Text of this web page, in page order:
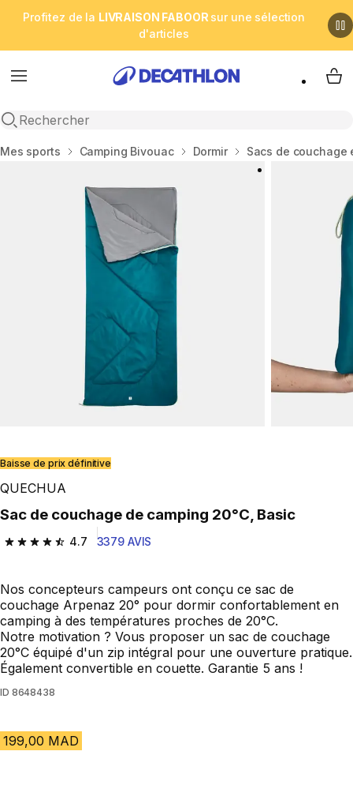
Profitez de la LIVRAISON FABOOR sur une sélection
d'articles
Menu
Open search
My
Accueil
Mes sports Camping Bivouac Dormir Sacs de couchage
Play Video
Baisse de prix définitive
QUECHUA
Sac de couchage de camping 20°C, Basic
4.7
4.7 out of 5 stars from 3379 reviews
3379 AVIS
Nos concepteurs campeurs ont conçu ce sac de
couchage Arpenaz 20° pour dormir confortablement en
camping à des températures proches de 20°C.
Notre motivation ? Vous proposer un sac de couchage
20°C équipé d'un zip intégral pour une ouverture pratique.
Également convertible en couette. Garantie 5 ans !
ID 8648438
199,00 MAD